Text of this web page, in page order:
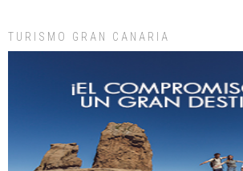
Gato manso encontrado
Este gato macho ha aparecido en la calle hace menos
TURISMO GRAN CANARIA